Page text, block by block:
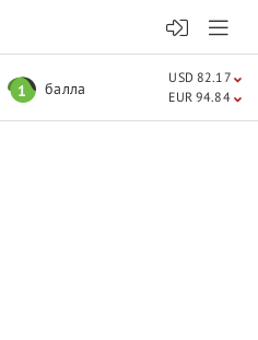
1 балла
USD 82.17
EUR 94.84